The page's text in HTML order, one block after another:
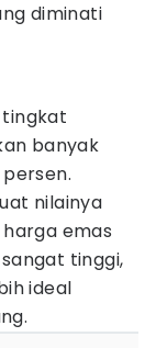
diminati
tingkat
banyak
nilainya
emas
tinggi,
ideal